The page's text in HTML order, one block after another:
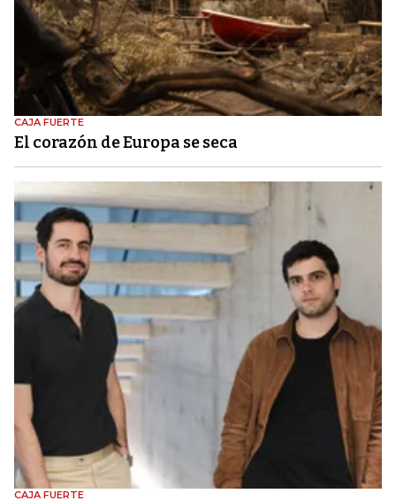
CAJA FUERTE
El corazón de Europa se seca
CAJA FUERTE